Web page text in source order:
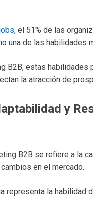
, el 51% de las
una de las habilidades
B2B, estas
la atracción de
y
B2B se refiere a la
en el mercado.
representa la habilidad